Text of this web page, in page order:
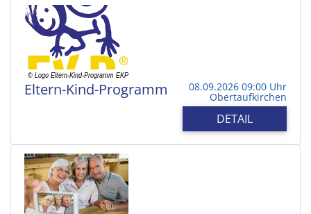
Eltern-Kind-Programm 08.09.2026 09:00 Uhr
Obertaufkirchen
DETAIL